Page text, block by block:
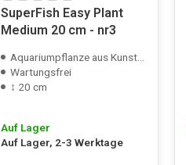
SuperFish Easy Plant
Medium 20 cm - nr3
Aquariumpflanze aus Kunststoff
Wartungsfrei
↕ 20 cm
Auf Lager
Auf Lager, 2-3 Werktage